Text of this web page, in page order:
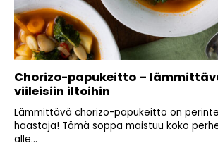
Chorizo-papukeitto –
viileisiin iltoihin
Lämmittävä chorizo-papukeitto on
haastaja! Tämä soppa maistuu koko
alle...